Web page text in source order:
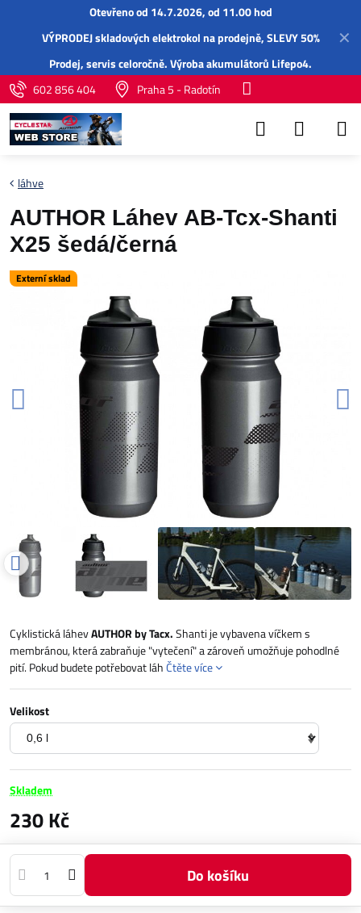
✕
Otevřeno od 14.7.2026, od 11.00 hod
VÝPRODEJ skladových elektrokol na prodejně, SLEVY 50%
Prodej,servisceloročně.Výroba akumulátorů Lifepo4.
602 856 404
Praha 5 - Radotín
Externí sklad
láhve
AUTHOR Láhev AB-Tcx-Shanti
X25 šedá/černá
Cyklistická láhevAUTHOR by Tacx.Shanti je vybavena víčkem s
membránou, která zabraňuje "vytečení" a zároveň umožňuje pohodlné
pití. Pokud budete potřebovat láhČtěte více
Velikost
Skladem
230 Kč
Do košíku